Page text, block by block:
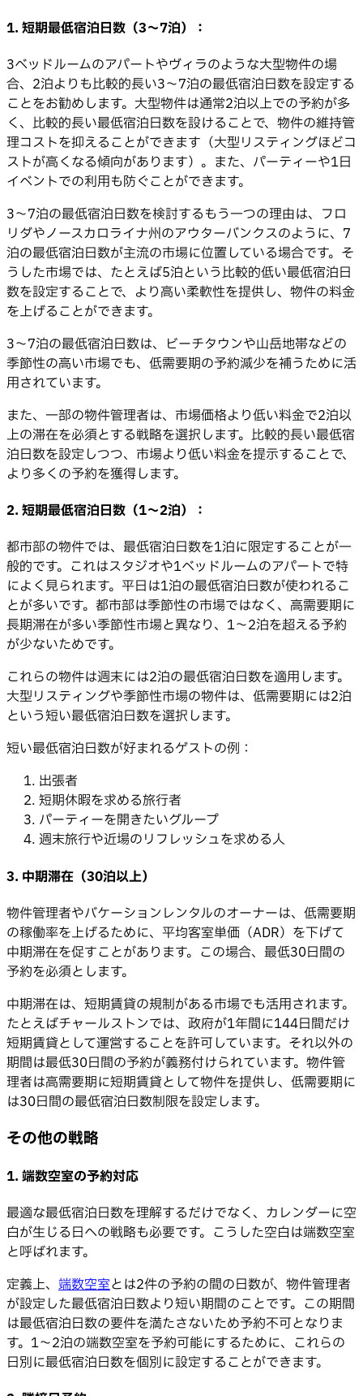
1. 短期最低宿泊日数（3〜7泊）：
3ベッドルームのアパートやヴィラのような大型物件の場
合、2泊よりも比較的長い3〜7泊の最低宿泊日数を設定する
ことをお勧めします。大型物件は通常2泊以上での予約が多
く、比較的長い最低宿泊日数を設けることで、物件の維持管
理コストを抑えることができます（大型リスティングほどコ
ストが高くなる傾向があります）。また、パーティーや1日
イベントでの利用も防ぐことができます。
3〜7泊の最低宿泊日数を検討するもう一つの理由は、フロ
リダやノースカロライナ州のアウターバンクスのように、7
泊の最低宿泊日数が主流の市場に位置している場合です。そ
うした市場では、たとえば5泊という比較的低い最低宿泊日
数を設定することで、より高い柔軟性を提供し、物件の料金
を上げることができます。
3〜7泊の最低宿泊日数は、ビーチタウンや山岳地帯などの
季節性の高い市場でも、低需要期の予約減少を補うために活
用されています。
また、一部の物件管理者は、市場価格より低い料金で2泊以
上の滞在を必須とする戦略を選択します。比較的長い最低宿
泊日数を設定しつつ、市場より低い料金を提示することで、
より多くの予約を獲得します。
2. 短期最低宿泊日数（1〜2泊）：
都市部の物件では、最低宿泊日数を1泊に限定することが一
般的です。これはスタジオや1ベッドルームのアパートで特
によく見られます。平日は1泊の最低宿泊日数が使われるこ
とが多いです。都市部は季節性の市場ではなく、高需要期に
長期滞在が多い季節性市場と異なり、1〜2泊を超える予約
が少ないためです。
これらの物件は週末には2泊の最低宿泊日数を適用します。
大型リスティングや季節性市場の物件は、低需要期には2泊
という短い最低宿泊日数を選択します。
短い最低宿泊日数が好まれるゲストの例：
出張者
短期休暇を求める旅行者
パーティーを開きたいグループ
週末旅行や近場のリフレッシュを求める人
3. 中期滞在（30泊以上）
物件管理者やバケーションレンタルのオーナーは、低需要期
の稼働率を上げるために、平均客室単価（ADR）を下げて
中期滞在を促すことがあります。この場合、最低30日間の
予約を必須とします。
中期滞在は、短期賃貸の規制がある市場でも活用されます。
たとえばチャールストンでは、政府が1年間に144日間だけ
短期賃貸として運営することを許可しています。それ以外の
期間は最低30日間の予約が義務付けられています。物件管
理者は高需要期に短期賃貸として物件を提供し、低需要期に
は30日間の最低宿泊日数制限を設定します。
その他の戦略
1. 端数空室の予約対応
最適な最低宿泊日数を理解するだけでなく、カレンダーに空
白が生じる日への戦略も必要です。こうした空白は端数空室
と呼ばれます。
定義上、 端数空室とは2件の予約の間の日数が、物件管理者
が設定した最低宿泊日数より短い期間のことです。この期間
は最低宿泊日数の要件を満たさないため予約不可となりま
す。1〜2泊の端数空室を予約可能にするために、これらの
日別に最低宿泊日数を個別に設定することができます。